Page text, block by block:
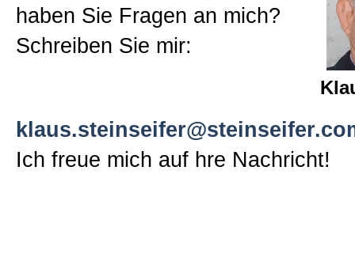
haben Sie Fragen an mich?
Schreiben Sie mir:
Ich freue mich auf hre Nachricht!